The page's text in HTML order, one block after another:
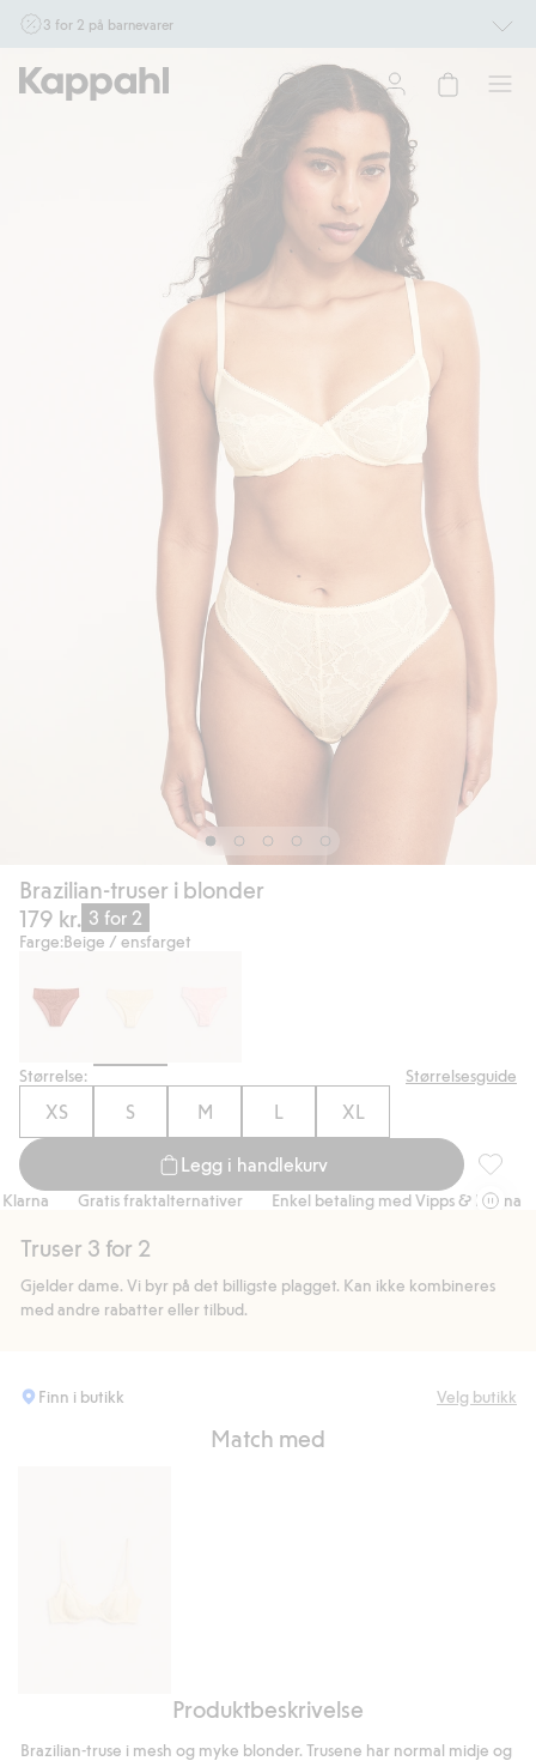
3 for 2 på barnevarer
17/8 i butikk & online for deg som er eller blir medlem. Kan ikke kombineres med
andre tilbud eller rabatter.
Handle nå
Brazilian-truser i blonder
179 kr. 3 for 2
Farge:Beige / ensfarget
Størrelse: Størrelsesguide
XS S M L XL
Legg i handlekurv
Gratis fraktalternativer Enkel betaling med Vipps & Klarna
Truser 3 for 2
Gjelder dame. Vi byr på det billigste plagget. Kan ikke kombineres
med andre rabatter eller tilbud.
Finn i butikk Velg butikk
Match med
Produktbeskrivelse
Brazilian-truse i mesh og myke blonder. Trusene har normal midje og